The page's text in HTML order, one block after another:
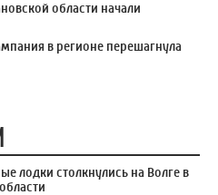
области начали
в регионе перешагнула
лодки столкнулись на Волге в